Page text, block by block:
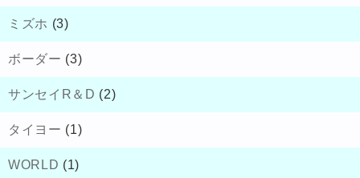
ミズホ (3)
ボーダー (3)
サンセイR＆D (2)
タイヨー (1)
WORLD (1)